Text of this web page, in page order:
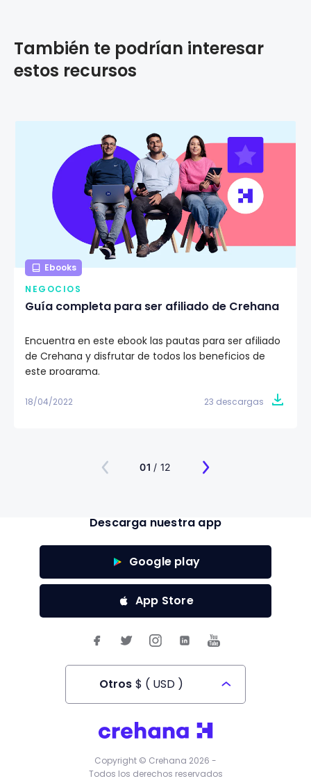
También te podrían interesar
estos recursos
Ebooks
NEGOCIOS
Guía completa para ser afiliado de Crehana
Encuentra en este ebook las pautas para ser afiliado
de Crehana y disfrutar de todos los beneficios de
este programa.
18/04/2022 23 descargas
01 / 12
Descarga nuestra app
Google play
App Store
Otros $ ( USD )
Todos los derechos reservados